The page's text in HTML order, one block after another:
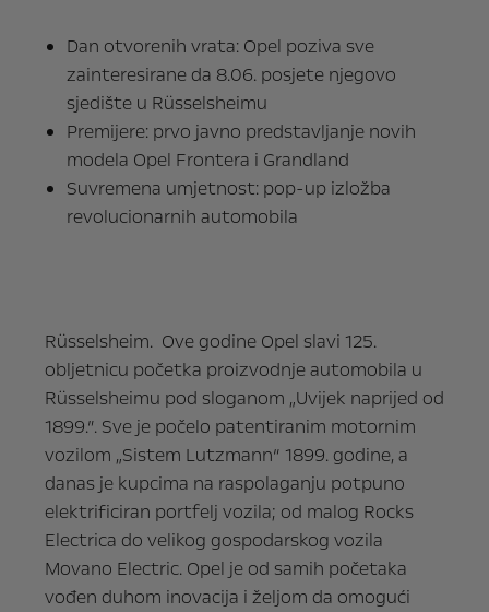
Dan otvorenih vrata: Opel poziva sve
zainteresirane da 8.06. posjete njegovo
sjedište u Rüsselsheimu
Premijere: prvo javno predstavljanje novih
modela Opel Frontera i Grandland
Suvremena umjetnost: pop-up izložba
revolucionarnih automobila
Rüsselsheim. Ove godine Opel slavi 125.
obljetnicu početka proizvodnje automobila u
Rüsselsheimu pod sloganom „Uvijek naprijed od
1899.”. Sve je počelo patentiranim motornim
vozilom „Sistem Lutzmann“ 1899. godine, a
danas je kupcima na raspolaganju potpuno
elektrificiran portfelj vozila; od malog Rocks
Electrica do velikog gospodarskog vozila
Movano Electric. Opel je od samih početaka
vođen duhom inovacija i željom da omogući